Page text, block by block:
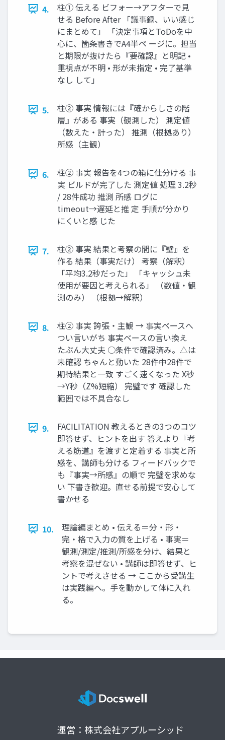
4.
柱① 伝える ビフォー→アフターで見
せる Before After 「議事録、いい感じ
にまとめて」 「決定事項とToDoを中
心に、箇条書きでA4半ペ ージに。担当
と期限が抜けたら『要確認』と明記 •
重視点が不明 • 形が未指定 • 完了基準
なし して」
5.
柱② 事実 情報には『確からしさの階
層』がある 事実（観測した） 測定値
（数えた・計った） 推測（根拠あり）
所感（主観）
6.
柱② 事実 報告を4つの箱に仕分ける 事
実 ビルドが完了した 測定値 処理 3.2秒
/ 28件成功 推測 所感 ログに
timeout→遅延と推 定 手順が分かり
にくいと感 じた
7.
柱② 事実 結果と考察の間に『壁』を
作る 結果（事実だけ） 考察（解釈）
「平均3.2秒だった」 「キャッシュ未
使用が要因と考えられる」 （数値・観
測のみ） （根拠→解釈）
8.
柱② 事実 誇張・主観 → 事実ベースへ
つい言いがち 事実ベースの言い換え
たぶん大丈夫 ○条件で確認済み。△は
未確認 ちゃんと動いた 28件中28件で
期待結果と一致 すごく速くなった X秒
→Y秒（Z%短縮） 完璧です 確認した
範囲では不具合なし
9.
FACILITATION 教えるときの3つのコツ
即答せず、ヒントを出す 答えより『考
える筋道』を渡すと定着する 事実と所
感を、講師も分ける フィードバックで
も『事実→所感』の順で 完璧を求めな
い 下書き歓迎。直せる前提で安心して
書かせる
10.
理論編まとめ • 伝える＝分・形・
完・格で入力の質を上げる • 事実＝
観測/測定/推測/所感を分け、結果と
考察を混ぜない • 講師は即答せず、ヒ
ントで考えさせる → ここから受講生
は実践編へ。手を動かして体に入れ
る。
運営：株式会社アプルーシッド